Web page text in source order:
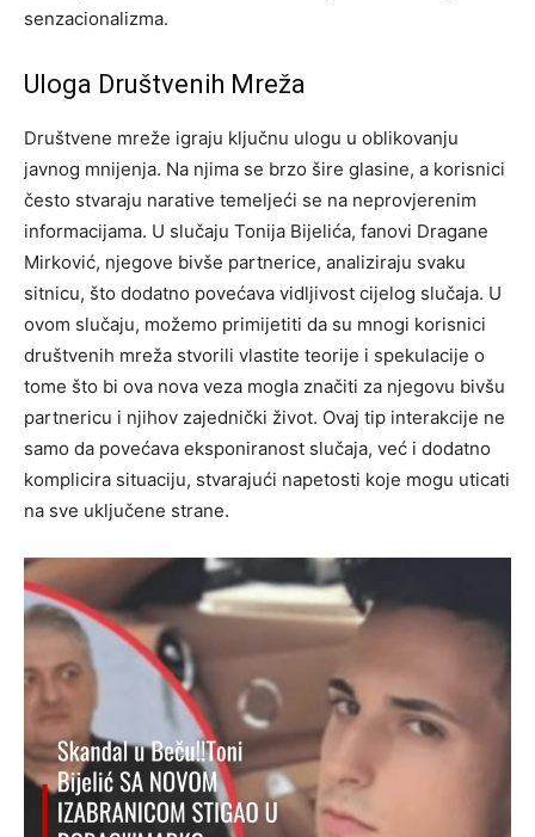
senzacionalizma.
Uloga Društvenih Mreža
Društvene mreže igraju ključnu ulogu u oblikovanju
javnog mnijenja. Na njima se brzo šire glasine, a korisnici
često stvaraju narative temeljeći se na neprovjerenim
informacijama. U slučaju Tonija Bijelića, fanovi Dragane
Mirković, njegove bivše partnerice, analiziraju svaku
sitnicu, što dodatno povećava vidljivost cijelog slučaja. U
ovom slučaju, možemo primijetiti da su mnogi korisnici
društvenih mreža stvorili vlastite teorije i spekulacije o
tome što bi ova nova veza mogla značiti za njegovu bivšu
partnericu i njihov zajednički život. Ovaj tip interakcije ne
samo da povećava eksponiranost slučaja, već i dodatno
komplicira situaciju, stvarajući napetosti koje mogu uticati
na sve uključene strane.